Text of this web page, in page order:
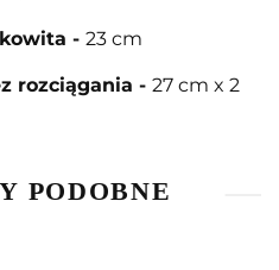
- 23 cm
rozciągania - 27 cm x 2
PODOBNE